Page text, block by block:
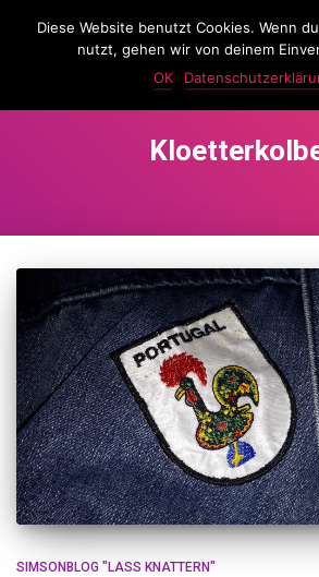
LassKnattern
SIMSONBLOG "LASS KNATTERN"
Diese Website benutzt Cookies. Wenn
nutzt, gehen wir von deinem
OK